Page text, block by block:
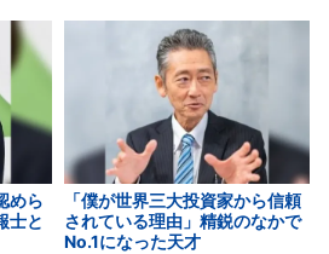
めら
士と
「僕が世界三大投資家から信頼
されている理由」精鋭のなかで
No.1になった天才